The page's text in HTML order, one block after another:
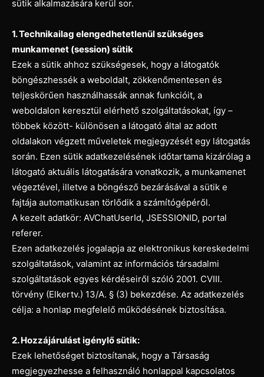
sütik alkalmazására kerül sor.
1. Technikailag elengedhetetlenül szükséges
munkamenet (session) sütik
Ezek a sütik ahhoz szükségesek, hogy a látogatók
böngészhessék a weboldalt, zökkenőmentesen és
teljeskörűen használhassák annak funkcióit, a
weboldalon keresztül elérhető szolgáltatásokat, így –
többek között- különösen a látogató által az adott
oldalakon végzett műveletek megjegyzését egy látogatás
során. Ezen sütik adatkezelésének időtartama kizárólag a
látogató aktuális látogatására vonatkozik, a munkamenet
végeztével, illetve a böngésző bezárásával a sütik e
fajtája automatikusan törlődik a számítógépéről.
A kezelt adatkör: AVChatUserId, JSESSIONID, portal
referer.
Ezen adatkezelés jogalapja az elektronikus kereskedelmi
szolgáltatások, valamint az információs társadalmi
szolgáltatások egyes kérdéseiről szóló 2001. CVIII.
törvény (Elkertv.) 13/A. § (3) bekezdése. Az adatkezelés
célja: a honlap megfelelő működésének biztosítása.
2. Hozzájárulást igénylő sütik:
Ezek lehetőséget biztosítanak, hogy a Társaság
megjegyezhesse a felhasználó honlappal kapcsolatos